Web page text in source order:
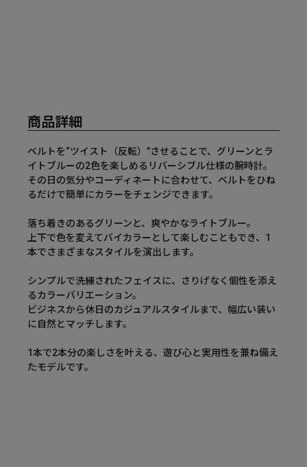
商品詳細
ベルトを“ツイスト（反転）”させることで、グリーンとラ
イトブルーの2色を楽しめるリバーシブル仕様の腕時計。
その日の気分やコーディネートに合わせて、ベルトをひね
るだけで簡単にカラーをチェンジできます。
落ち着きのあるグリーンと、爽やかなライトブルー。
上下で色を変えてバイカラーとして楽しむこともでき、1
本でさまざまなスタイルを演出します。
シンプルで洗練されたフェイスに、さりげなく個性を添え
るカラーバリエーション。
ビジネスから休日のカジュアルスタイルまで、幅広い装い
に自然とマッチします。
1本で2本分の楽しさを叶える、遊び心と実用性を兼ね備え
たモデルです。